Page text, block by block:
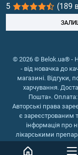
Риб'ячий жир,
5
(189
© 2026 © Belok.ua® -
- від новачка до
магазині. Відгуки,
харчування.
Пошта». Оплата:
Авторські права
є зареєстрованим
інформація про
лікарськими
зняття
Інтернет магазин